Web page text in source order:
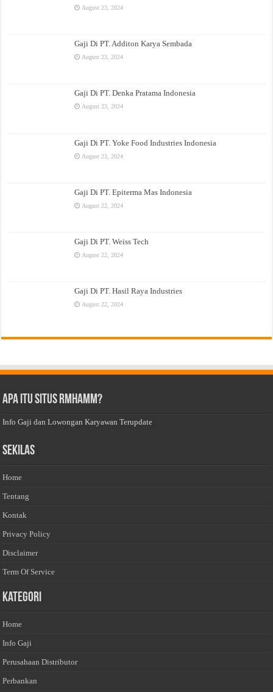
August 23, 2024
Gaji Di PT. Additon Karya Sembada
August 23, 2024
Gaji Di PT. Denka Pratama Indonesia
August 23, 2024
Gaji Di PT. Yoke Food Industries Indonesia
August 23, 2024
Gaji Di PT. Epiterma Mas Indonesia
August 22, 2024
Gaji Di PT. Weiss Tech
August 22, 2024
Gaji Di PT. Hasil Raya Industries
August 22, 2024
Apa Itu Situs Rmhamm?
Info Gaji dan Lowongan Karyawan Terupdate
Sekilas
Home
Tentang
Kontak
Privacy Policy
Disclaimer
Term Of Service
Kategori
Home
Info Gaji
Perusahaan Distributor
Perbankan